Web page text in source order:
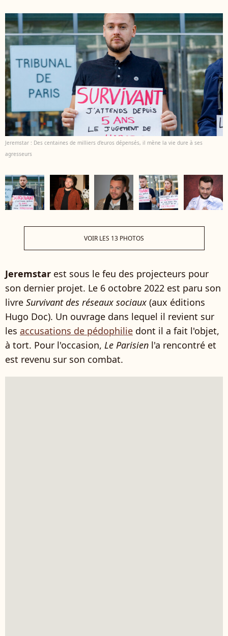
Jeremstar : Des centaines de milliers d'euros dépensés, il mène la vie dure à ses
agresseurs
VOIR LES 13 PHOTOS
Jeremstar est sous le feu des projecteurs pour
son dernier projet. Le 6 octobre 2022 est paru son
livre Survivant des réseaux sociaux (aux éditions
Hugo Doc). Un ouvrage dans lequel il revient sur
les accusations de pédophilie dont il a fait l'objet,
à tort. Pour l'occasion, Le Parisien l'a rencontré et
est revenu sur son combat.